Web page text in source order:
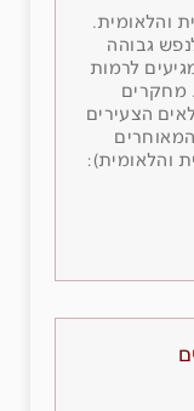
והלאומית.
גבוהה
לרמות
מחקרים
הצעירים
והלאומית):